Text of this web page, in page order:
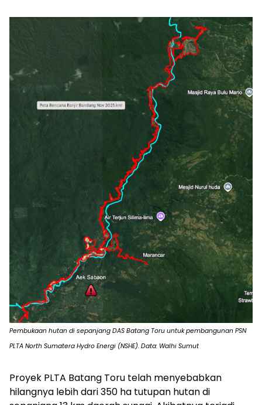
Pembukaan hutan di sepanjang DAS Batang Toru untuk pembangunan PSN
PLTA North Sumatera Hydro Energi (NSHE). Data: Walhi Sumut
Proyek PLTA Batang Toru telah menyebabkan
hilangnya lebih dari 350 ha tutupan hutan di